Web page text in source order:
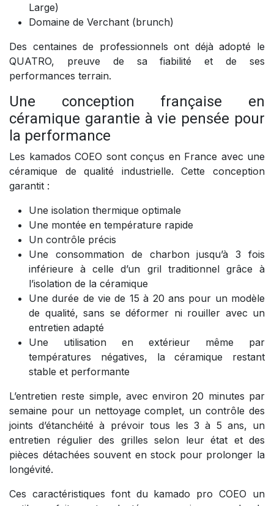
Large)
Domaine de Verchant (brunch)
Des centaines de professionnels ont déjà adopté le
QUATRO, preuve de sa fiabilité et de ses
performances terrain.
Une conception française en
céramique garantie à vie pensée pour
la performance
Les kamados COEO sont conçus en France avec une
céramique de qualité industrielle. Cette conception
garantit :
Une isolation thermique optimale
Une montée en température rapide
Un contrôle précis
Une consommation de charbon jusqu’à 3 fois
inférieure à celle d’un gril traditionnel grâce à
l’isolation de la céramique
Une durée de vie de 15 à 20 ans pour un modèle
de qualité, sans se déformer ni rouiller avec un
entretien adapté
Une utilisation en extérieur même par
températures négatives, la céramique restant
stable et performante
L’entretien reste simple, avec environ 20 minutes par
semaine pour un nettoyage complet, un contrôle des
joints d’étanchéité à prévoir tous les 3 à 5 ans, un
entretien régulier des grilles selon leur état et des
pièces détachées souvent en stock pour prolonger la
longévité.
Ces caractéristiques font du kamado pro COEO un